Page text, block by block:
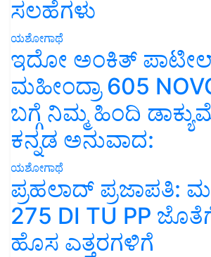
ಸಲಹೆಗಳು
ಯಶೋಗಾಥೆ
ಇದೋ ಅಂಕಿತ್ ಪಾಟೀಲ್
ಮಹೀಂದ್ರಾ 605
ಬಗ್ಗೆ ನಿಮ್ಮ ಹಿಂದಿ
ಕನ್ನಡ ಅನುವಾದ:
ಯಶೋಗಾಥೆ
ಪ್ರಹಲಾದ್ ಪ್ರಜಾಪತಿ:
275 DI TU PP
ಹೊಸ ಎತ್ತರಗಳಿಗೆ